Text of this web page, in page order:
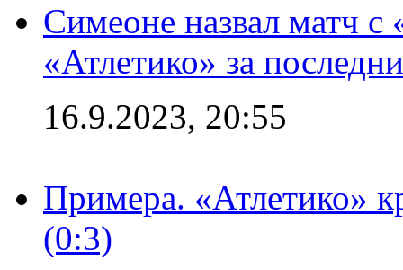
Симеоне назвал матч
«Атлетико» за
16.9.2023, 20:55
Примера. «Атлетико»
(0:3)